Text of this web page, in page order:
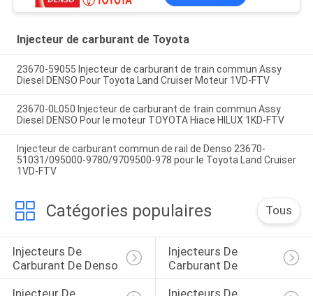
Injecteur de carburant de Toyota
23670-59055 Injecteur de carburant de train commun Assy
Diesel DENSO Pour Toyota Land Cruiser Moteur 1VD-FTV
23670-0L050 Injecteur de carburant de train commun Assy
Diesel DENSO Pour le moteur TOYOTA Hiace HILUX 1KD-FTV
Injecteur de carburant commun de rail de Denso 23670-
51031/095000-9780/9709500-978 pour le Toyota Land Cruiser
1VD-FTV
Catégories populaires Tous
Injecteurs De
Carburant De Denso
Injecteurs De
Carburant De